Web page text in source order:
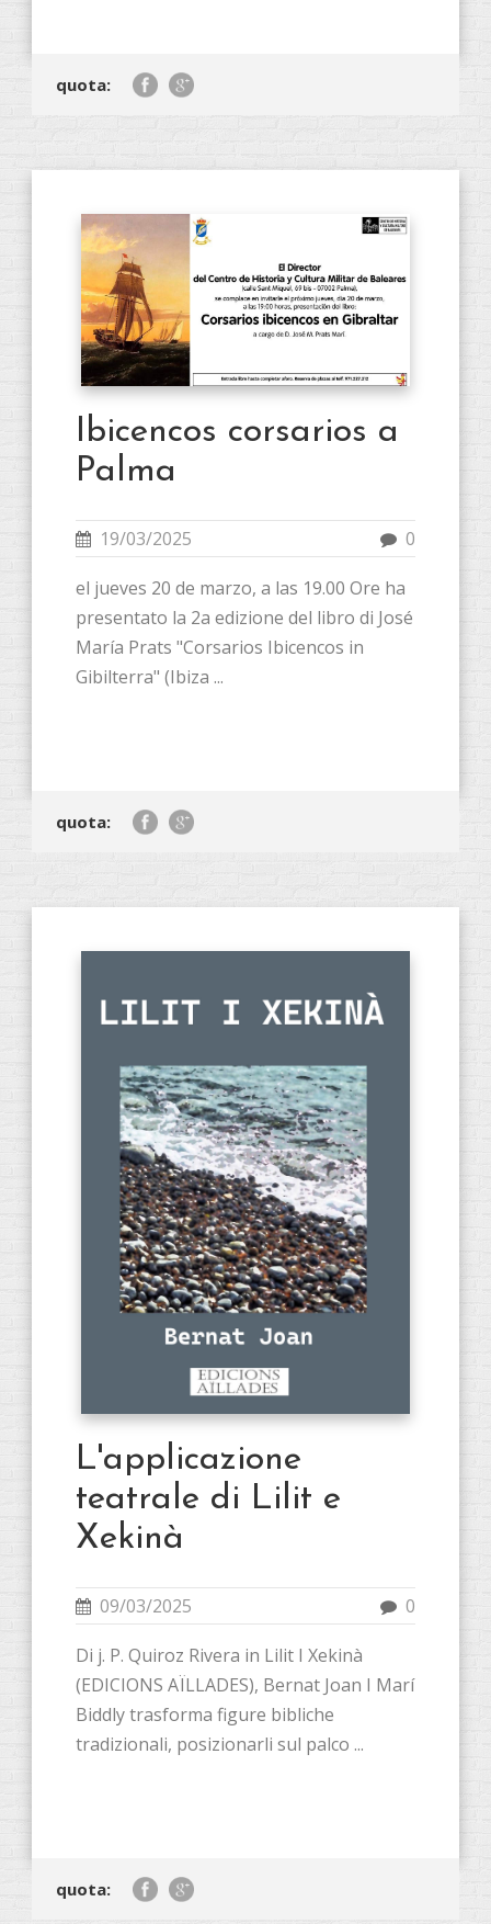
quota:
Ibicencos corsarios a
Palma
19/03/2025 0
el jueves 20 de marzo, a las 19.00 Ore ha
presentato la 2a edizione del libro di José
María Prats "Corsarios Ibicencos in
Gibilterra" (Ibiza ...
quota:
L'applicazione
teatrale di Lilit e
Xekinà
09/03/2025 0
Di j. P. Quiroz Rivera in Lilit I Xekinà
(EDICIONS AÏLLADES), Bernat Joan I Marí
Biddly trasforma figure bibliche
tradizionali, posizionarli sul palco ...
quota: